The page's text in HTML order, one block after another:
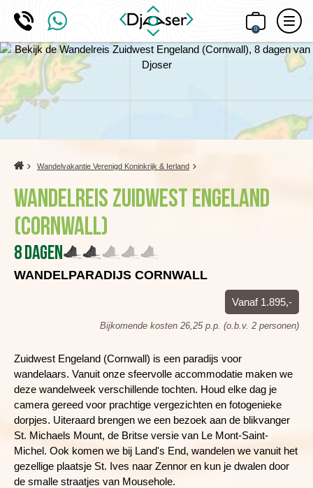
0
Home Wandelvakantie Verenigd Koninkrijk & Ierland
Wandelreis Zuidwest Engeland
(Cornwall)
8 dagen
WANDELPARADIJS CORNWALL
Vanaf 1.895,-
Bijkomende kosten 26,25 p.p. (o.b.v. 2 personen)
Zuidwest Engeland (Cornwall) is een paradijs voor
wandelaars. Vanuit onze sfeervolle accommodatie maken we
deze wandelweek verschillende tochten. Houd elke dag je
camera gereed voor prachtige vergezichten en fotogenieke
dorpjes. Uiteraard brengen we een bezoek aan de blikvanger
St. Michaels Mount, de Britse versie van Le Mont-Saint-
Michel. Ook komen we bij Land's End, wandelen we vanuit het
gezellige plaatsje St. Ives naar Zennor en kun je dwalen door
de smalle straatjes van Mousehole.